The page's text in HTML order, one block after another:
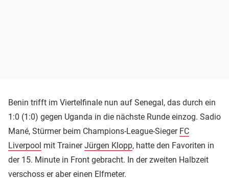
Benin trifft im Viertelfinale nun auf Senegal, das durch ein
1:0 (1:0) gegen Uganda in die nächste Runde einzog. Sadio
Mané, Stürmer beim Champions-League-Sieger FC
Liverpool mit TrainerJürgen Klopp, hatte den Favoriten in
der 15. Minute in Front gebracht. In der zweiten Halbzeit
verschoss er aber einen Elfmeter.